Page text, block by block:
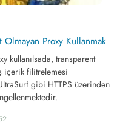
Proxy Kullanmak
kullanılsada, transparent
içerik filitrelemesi
gibi HTTPS üzerinden